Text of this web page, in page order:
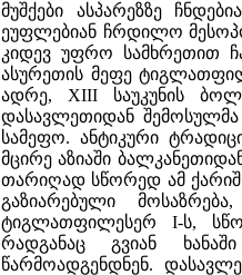
მუშქები ასპარეზზე
ეუფლებიან ჩრდილო
კიდევ უფრო სამხრეთით
ასურეთის მეფე
ადრე, XIII საუკუნის
დასავლეთიდან შემოსულმა
სამეფო. ანტიკური
მცირე აზიაში
თარიღად სწორედ ამ
გაზიარებული
ტიგლათფილესერ I-ს,
რადგანაც გვიან
წარმოადგენდნენ.